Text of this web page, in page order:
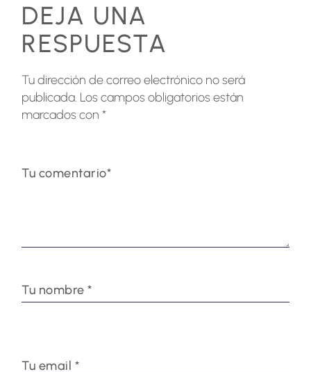
DEJA UNA
RESPUESTA
Tu dirección de correo electrónico no será
publicada. Los campos obligatorios están
marcados con*